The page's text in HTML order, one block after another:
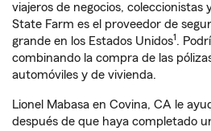
viajeros de negocios, coleccionistas
State Farm es el proveedor de
grande en los Estados Unidos1.
combinando la compra de las
automóviles y de vivienda.
Lionel Mabasa en Covina, CA le
después de que haya completado